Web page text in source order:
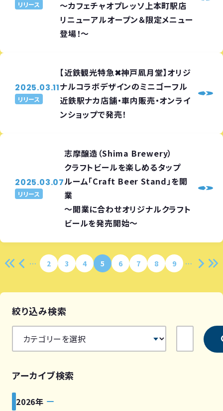
リリース
～カフェチャオプレッソ上本町駅店
リニューアルオープン＆限定メニュー
登場！～
2025.03.11
リリース
【近鉄観光特急✖神戸凮月堂】オリジ
ナルコラボデザインのミニゴーフル
近鉄駅ナカ店舗・車内販売・オンライ
ンショップで発売！
2025.03.07
リリース
志摩醸造（Shima Brewery）
クラフトビールを楽しめるタップ
ルーム「Craft Beer Stand」を開
業
～開業に合わせオリジナルクラフト
ビールを発売開始～
2 3 4 5 6 7 8 9
絞り込み検索
アーカイブ検索
2026年